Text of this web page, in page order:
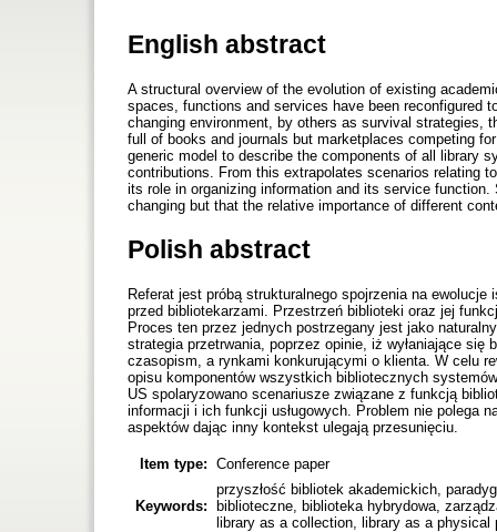
English abstract
A structural overview of the evolution of existing
spaces, functions and services have been reconfigured
changing environment, by others as survival strategies,
full of books and journals but marketplaces competing
generic model to describe the components of all library
contributions. From this extrapolates scenarios relating
its role in organizing information and its service
changing but that the relative importance of different
Polish abstract
Referat jest próbą strukturalnego spojrzenia na
przed bibliotekarzami. Przestrzeń biblioteki oraz jej
Proces ten przez jednych postrzegany jest jako
strategia przetrwania, poprzez opinie, iż wyłaniające
czasopism, a rynkami konkurującymi o klienta. W celu
opisu komponentów wszystkich bibliotecznych
US spolaryzowano scenariusze związane z funkcją
informacji i ich funkcji usługowych. Problem nie polega
aspektów dając inny kontekst ulegają przesunięciu.
Item type: Conference paper
Keywords:
przyszłość bibliotek akademickich,
biblioteczne, biblioteka hybrydowa,
library as a collection, library as a